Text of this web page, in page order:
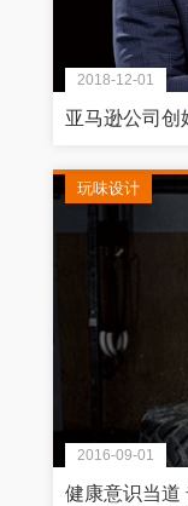
2018-12-01
2016-09-01
玩味设计
健康意识当道